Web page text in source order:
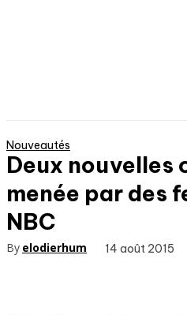
Nouveautés
Deux nouvelles
menée par des
NBC
By elodierhum 14 août 2015